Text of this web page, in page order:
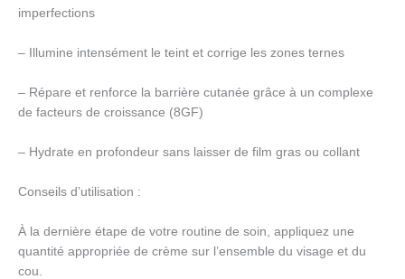
imperfections
– Illumine intensément le teint et corrige les zones ternes
– Répare et renforce la barrière cutanée grâce à un complexe
de facteurs de croissance (8GF)
– Hydrate en profondeur sans laisser de film gras ou collant
Conseils d’utilisation :
À la dernière étape de votre routine de soin, appliquez une
quantité appropriée de crème sur l’ensemble du visage et du
cou.